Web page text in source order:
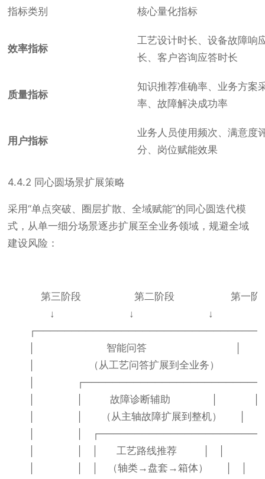
指标类别 核心量化指标
效率指标
工艺设计时长、设备故障响
长、客户咨询应答时长
质量指标
知识推荐准确率、业务方案
率、故障解决成功率
用户指标
业务人员使用频次、满意度
分、岗位赋能效果
4.4.2 同心圆场景扩展策略
采用“单点突破、圈层扩散、全域赋能”的同心圆迭代模
式，从单一细分场景逐步扩展至全业务领域，规避全域
建设风险：
第三阶段                  第二阶段                   第一
↓                         ↓                         ↓
│                        智能问答                              │
│                  （从工艺问答扩展到全业务）
│
│              │         故障诊断辅助              │            │
│              │      （从主轴故障扩展到整机）      │
│              │   ┌─────────────────────────┐
│              │   │      工艺路线推荐         │   │
│              │   │   （轴类→盘套→箱体）      │   │